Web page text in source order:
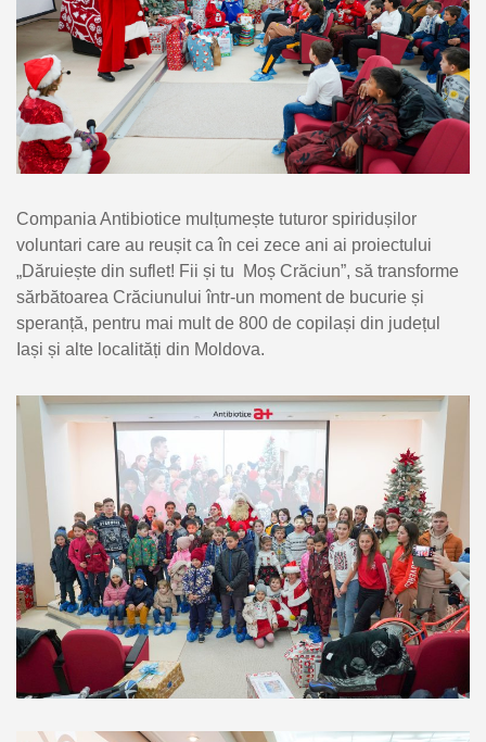
Compania Antibiotice mulțumește tuturor spiridușilor
voluntari care au reușit ca în cei zece ani ai proiectului
„Dăruiește din suflet! Fii și tu Moș Crăciun”, să transforme
sărbătoarea Crăciunului într-un moment de bucurie și
speranță, pentru mai mult de 800 de copilași din județul
Iași și alte localități din Moldova.